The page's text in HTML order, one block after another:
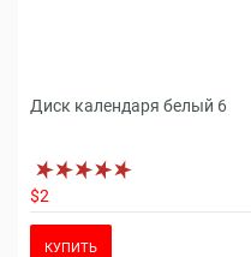
Диск календаря белый 6
$2
КУПИТЬ